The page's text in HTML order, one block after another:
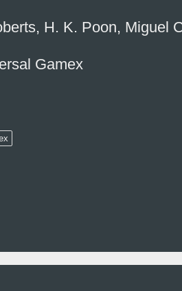
H. K. Poon, Miguel
Gamex